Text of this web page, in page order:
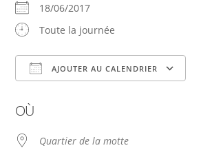
18/06/2017
Toute la journée
AJOUTER AU CALENDRIER
OÙ
Quartier de la motte